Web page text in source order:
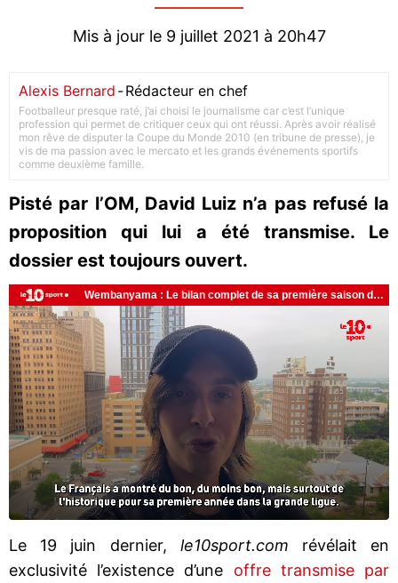
Mis à jour le 9 juillet 2021 à 20h47
Alexis Bernard -Rédacteur en chef
Footballeur presque raté, j’ai choisi le journalisme car c’est l’unique
profession qui permet de critiquer ceux qui ont réussi. Après avoir réalisé
mon rêve de disputer la Coupe du Monde 2010 (en tribune de presse), je
vis de ma passion avec le mercato et les grands événements sportifs
comme deuxième famille.
Pisté par l’OM, David Luiz n’a pas refusé la
proposition qui lui a été transmise. Le
dossier est toujours ouvert.
Le 19 juin dernier, le10sport.com révélait en
exclusivité l’existence d’une offre transmise par